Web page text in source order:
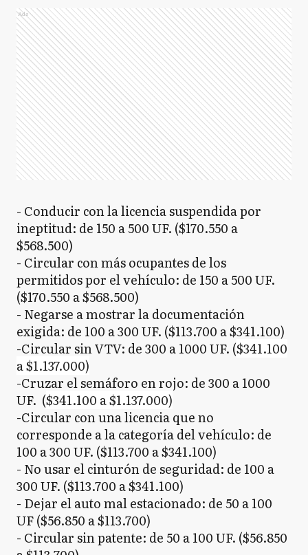
Ads
- Conducir con la licencia suspendida por
ineptitud: de 150 a 500 UF. ($170.550 a
$568.500)
- Circular con más ocupantes de los
permitidos por el vehículo: de 150 a 500 UF.
($170.550 a $568.500)
- Negarse a mostrar la documentación
exigida: de 100 a 300 UF. ($113.700 a $341.100)
-Circular sin VTV: de 300 a 1000 UF. ($341.100
a $1.137.000)
-Cruzar el semáforo en rojo: de 300 a 1000
UF. ($341.100 a $1.137.000)
-Circular con una licencia que no
corresponde a la categoría del vehículo: de
100 a 300 UF. ($113.700 a $341.100)
- No usar el cinturón de seguridad: de 100 a
300 UF. ($113.700 a $341.100)
- Dejar el auto mal estacionado: de 50 a 100
UF ($56.850 a $113.700)
- Circular sin patente: de 50 a 100 UF. ($56.850